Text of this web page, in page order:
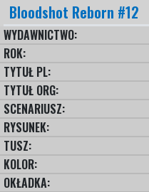
Bloodshot Reborn #12
WYDAWNICTWO:
ROK:
TYTUŁ PL:
TYTUŁ ORG:
SCENARIUSZ:
RYSUNEK:
TUSZ:
KOLOR:
OKŁADKA: